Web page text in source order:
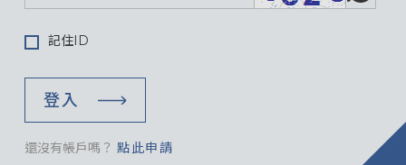
記住ID
登入
還沒有帳戶嗎？ 點此申請